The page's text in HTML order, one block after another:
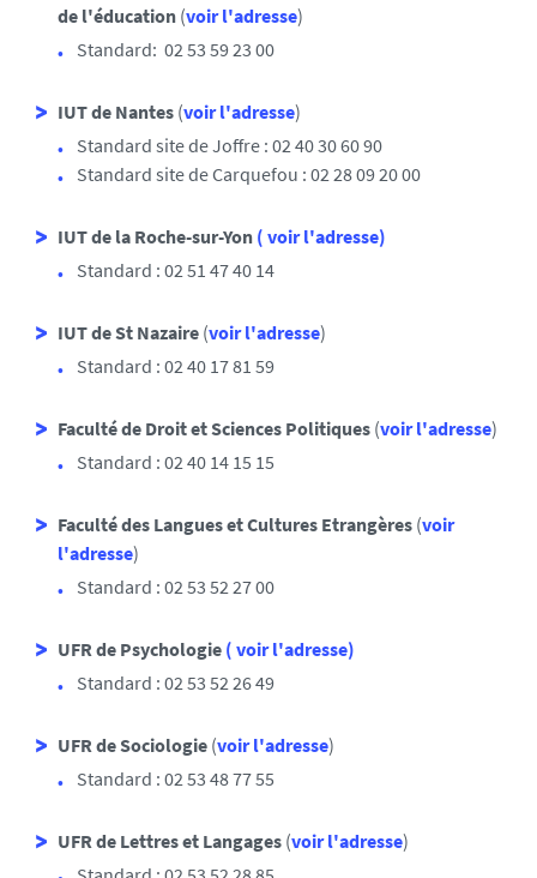
de l'éducation (voir l'adresse)
Standard: 02 53 59 23 00
IUT de Nantes (voir l'adresse)
Standard site de Joffre : 02 40 30 60 90
Standard site de Carquefou : 02 28 09 20 00
IUT de la Roche-sur-Yon ( voir l'adresse)
Standard : 02 51 47 40 14
IUT de St Nazaire (voir l'adresse)
Standard : 02 40 17 81 59
Faculté de Droit et Sciences Politiques (voir l'adresse)
Standard : 02 40 14 15 15
Faculté des Langues et Cultures Etrangères (voir
l'adresse)
Standard : 02 53 52 27 00
UFR de Psychologie ( voir l'adresse)
Standard : 02 53 52 26 49
UFR de Sociologie (voir l'adresse)
Standard : 02 53 48 77 55
UFR de Lettres et Langages (voir l'adresse)